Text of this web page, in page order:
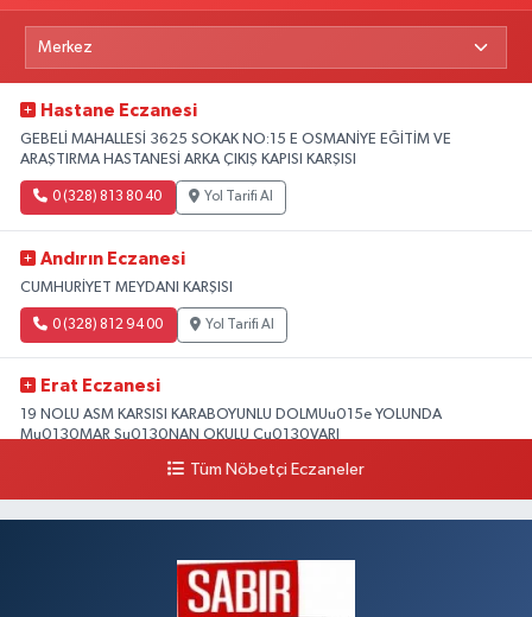
Hastane Eczanesi
GEBELİ MAHALLESİ 3625 SOKAK NO:15 E OSMANİYE EĞİTİM VE
ARAŞTIRMA HASTANESİ ARKA ÇIKIŞ KAPISI KARŞISI
0 (328) 813 80 40 Yol Tarifi Al
Andırın Eczanesi
CUMHURİYET MEYDANI KARŞISI
0 (328) 812 94 00 Yol Tarifi Al
Erat Eczanesi
19 NOLU ASM KARSISI KARABOYUNLU DOLMUu015e YOLUNDA
Mu0130MAR Su0130NAN OKULU Cu0130VARI
Yol Tarifi Al
Tüm Nöbetçi Eczaneler